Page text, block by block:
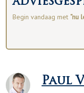
Begin vandaag met “nu
Paul